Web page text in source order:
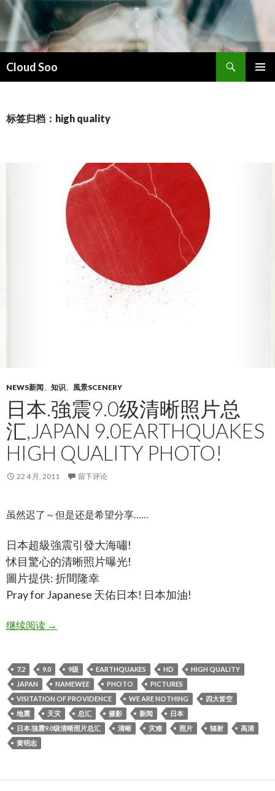
Cloud Soo
索
文
标签归档：high quality
NEWS新闻、 知识、 風景SCENERY
日本.強震9.0级清晰照片总
汇,JAPAN 9.0EARTHQUAKES
HIGH QUALITY PHOTO!
22 4 月, 2011 留下评论
虽然迟了～但是还是希望分享……
日本超級強震引發大海嘯!
怵目驚心的清晰照片曝光!
圖片提供: 折間隆幸
Pray for Japanese 天佑日本! 日本加油!
继续阅读日本.強震9.0级清晰照片总汇,japan 9.0earthquakes
→
7.2 9.0 9级 EARTHQUAKES HD
HIGH QUALITY
JAPAN
NAMEWEE PHOTO
PICTURES
VISITATION OF PROVIDENCE
WE ARE NOTHING
四大皆空
地震
天灾 总汇 摄影 新闻
日本
日本.強震9.0级清晰照片总汇
清晰 灾难 照片 辐射
高清
黄明志